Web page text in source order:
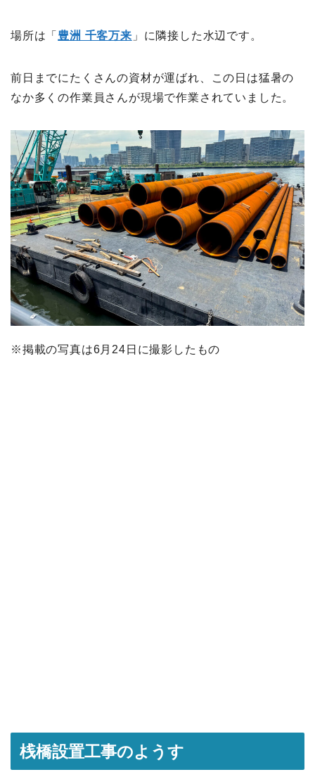
場所は「 豊洲 千客万来 」に隣接した水辺です。
前日までにたくさんの資材が運ばれ、この日は猛暑の
なか多くの作業員さんが現場で作業されていました。
※掲載の写真は6月24日に撮影したもの
桟橋設置工事のようす